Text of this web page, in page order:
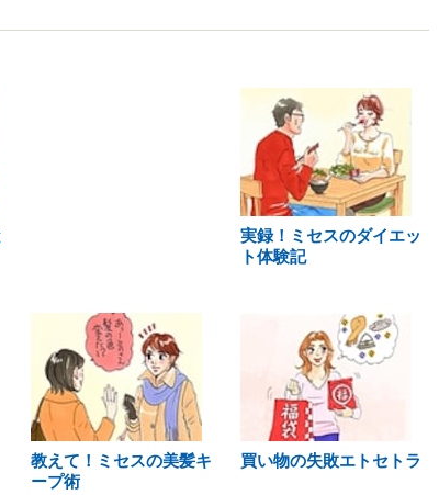
実録！ミセスのダイエッ
ト体験記
教えて！ミセスの美髪キ
ープ術
買い物の失敗エトセトラ